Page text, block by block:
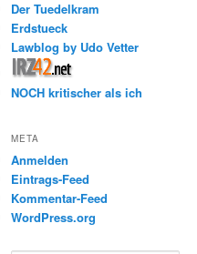
Der Tuedelkram
Erdstueck
Lawblog by Udo Vetter
NOCH kritischer als ich
META
Anmelden
Eintrags-Feed
Kommentar-Feed
WordPress.org